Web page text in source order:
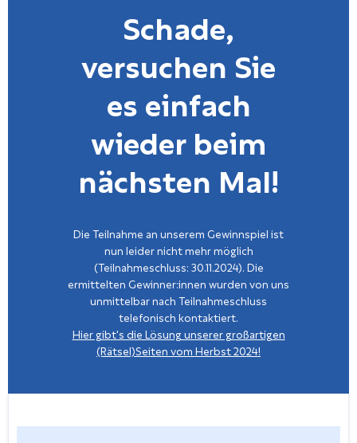
Schade,
versuchen Sie
es einfach
wieder beim
nächsten Mal!
Die Teilnahme an unserem Gewinnspiel ist
nun leider nicht mehr möglich
(Teilnahmeschluss: 30.11.2024). Die
ermittelten Gewinner:innen wurden von uns
unmittelbar nach Teilnahmeschluss
telefonisch kontaktiert.
Hier gibt's die Lösung unserer großartigen
(Rätsel)Seiten vom Herbst 2024!
Name